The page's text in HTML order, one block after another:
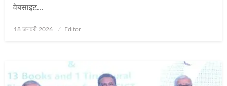
वेबसाइट…
Posted
18 जनवरी 2026 Editor